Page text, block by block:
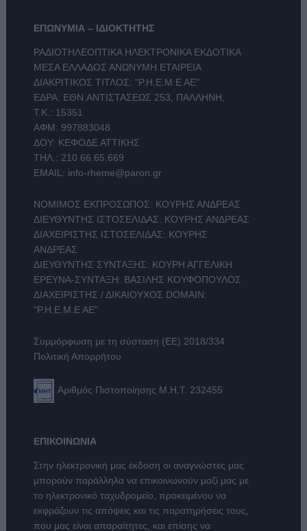
ΕΠΩΝΥΜΙΑ – ΙΔΙΟΚΤΗΤΗΣ
ΡΑΔΙΟΤΗΛΕΟΠΤΙΚΑ ΗΛΕΚΤΡΟΝΙΚΑ ΕΚΔΟΤΙΚΑ
ΜΕΣΑ ΕΛΛΑΔΟΣ ΑΝΩΝΥΜΗ ΕΤΑΙΡΕΙΑ
ΔΙΑΚΡΙΤΙΚΟΣ ΤΙΤΛΟΣ: "Ρ.Η.Ε.Μ.Ε ΑΕ"
ΕΔΡΑ: ΕΘΝ.ΑΝΤΙΣΤΑΣΕΩΣ 253, ΠΑΛΛΗΝΗ,
Τ.Κ.: 15351
ΑΦΜ: 997883048
ΔΟΥ: ΚΕΦΟΔΕ ΑΤΤΙΚΗΣ
ΤΗΛ.: 210 66.65.669
EMAIL: info-rheme@paron.gr
ΝΟΜΙΜΟΣ ΕΚΠΡΟΣΩΠΟΣ: ΚΟΥΡΗΣ ΑΝΔΡΕΑΣ
ΔΙΕΥΘΥΝΤΗΣ ΙΣΤΟΣΕΛΙΔΑΣ: ΚΟΥΡΗΣ ΑΝΔΡΕΑΣ
ΔΙΑΧΕΙΡΙΣΤΗΣ ΙΣΤΟΣΕΛΙΔΑΣ: ΚΟΥΡΗΣ
ΑΝΔΡΕΑΣ
ΔΙΕΥΘΥΝΤΗΣ ΣΥΝΤΑΞΗΣ: ΚΟΥΡΗ ΑΓΓΕΛΙΚΗ
ΕΡΕΥΝΑ-ΣΥΝΤΑΞΗ: ΒΑΣΙΛΗΣ ΚΟΥΦΟΠΟΥΛΟΣ
ΔΙΑΧΕΙΡΙΣΤΗΣ / ΔΙΚΑΙΟΥΧΟΣ DOMAIN:
"Ρ.Η.Ε.Μ.Ε ΑΕ"
Συμμόρφωση με τη σύσταση (ΕΕ) 2018/334
Πολιτική Απορρήτου
Αριθμός Πιστοποίησης Μ.Η.Τ. 232455
ΕΠΙΚΟΙΝΩΝΙΑ
Στην ηλεκτρονική μας έκδοση οι αναγνώστες μας
μπορούν παράλληλα να επικοινωνούν μαζί μας με
το ηλεκτρονικό ταχυδρομείο, προκειμένου να
εκφράζουν τις απόψεις και τις παρατηρήσεις τους,
που μας είναι απαραίτητες, και επίσης να